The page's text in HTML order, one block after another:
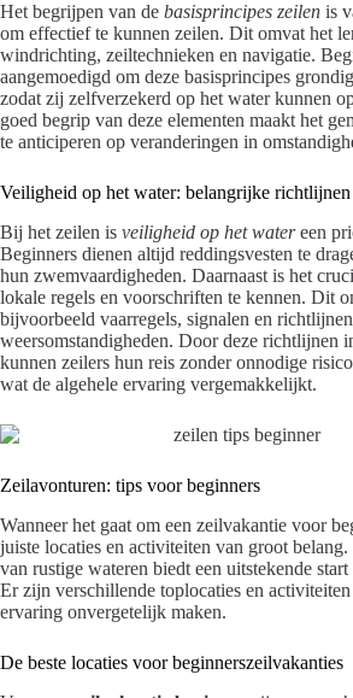
Het begrijpen van de basisprincipes zeilen is
om effectief te kunnen zeilen. Dit omvat het
windrichting, zeiltechnieken en navigatie.
aangemoedigd om deze basisprincipes
zodat zij zelfverzekerd op het water kunnen
goed begrip van deze elementen maakt het
te anticiperen op veranderingen in
Veiligheid op het water: belangrijke richtlijnen
Bij het zeilen is veiligheid op het watereen
Beginners dienen altijd reddingsvesten te
hun zwemvaardigheden. Daarnaast is het
lokale regels en voorschriften te kennen. Dit
bijvoorbeeld vaarregels, signalen en
weersomstandigheden. Door deze richtlijnen
kunnen zeilers hun reis zonder onnodige
wat de algehele ervaring vergemakkelijkt.
Zeilavonturen: tips voor beginners
Wanneer het gaat om een zeilvakantie voor
juiste locaties en activiteiten van groot
van rustige wateren biedt een uitstekende
Er zijn verschillende toplocaties en activiteiten
ervaring onvergetelijk maken.
De beste locaties voor beginnerszeilvakanties